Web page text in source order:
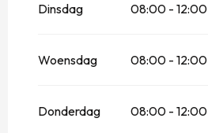
Dinsdag 08:00 - 12:00
Woensdag 08:00 - 12:00
Donderdag 08:00 - 12:00